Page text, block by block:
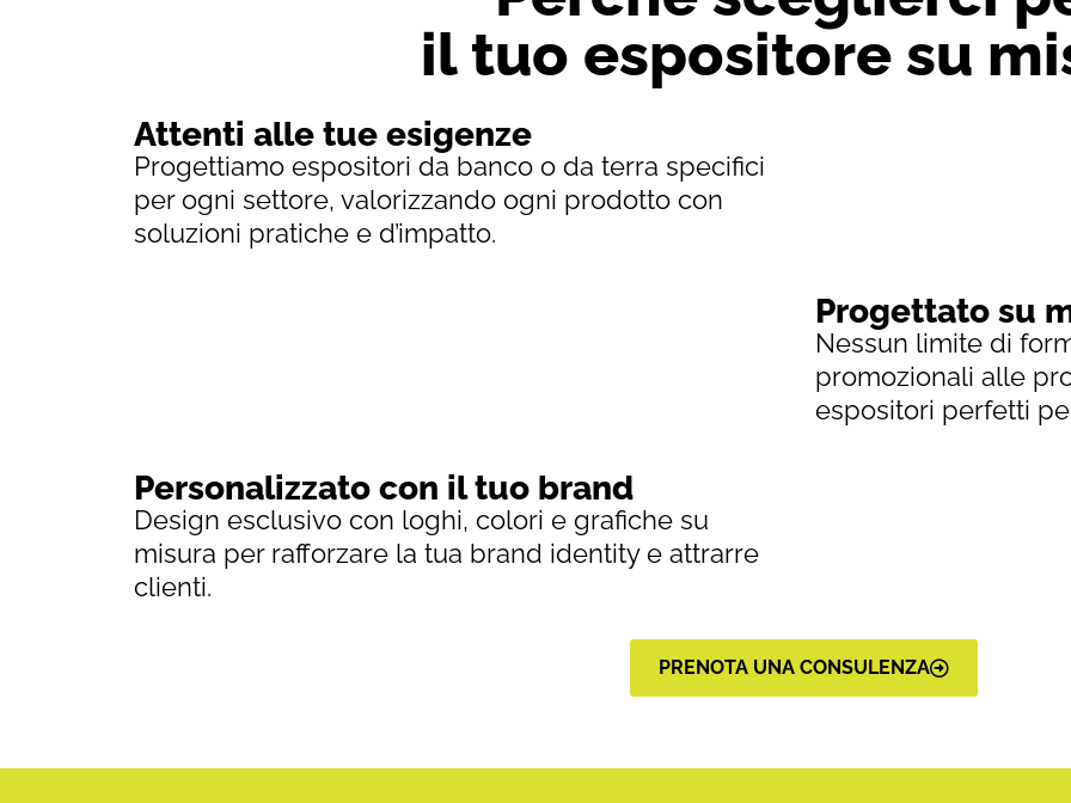
il tuo espositore su
Attenti alle tue esigenze
Progettiamo espositori da banco o da terra specifici
per ogni settore, valorizzando ogni prodotto con
soluzioni pratiche e d’impatto.
Progettato su
Nessun limite di
promozionali alle
espositori perfetti
Personalizzato con il tuo brand
Design esclusivo con loghi, colori e grafiche su
misura per rafforzare la tua brand identity e attrarre
clienti.
PRENOTA UNA CONSULENZA